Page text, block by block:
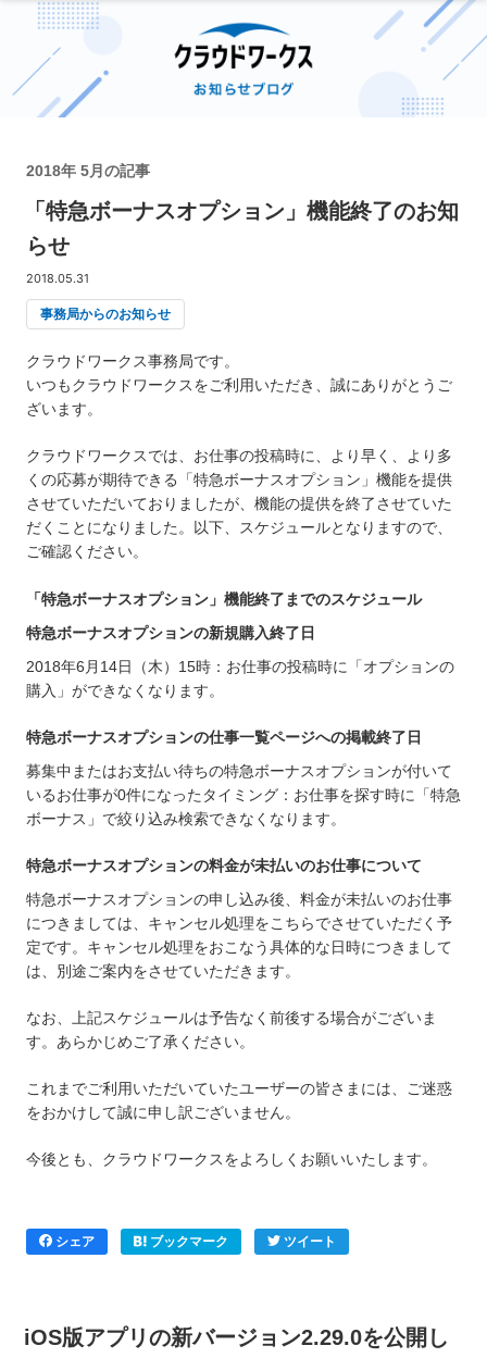
2018年 5月の記事
「特急ボーナスオプション」機能終了のお知
らせ
2018.05.31
事務局からのお知らせ
クラウドワークス事務局です。
いつもクラウドワークスをご利用いただき、誠にありがとうご
ざいます。
クラウドワークスでは、お仕事の投稿時に、より早く、より多
くの応募が期待できる「特急ボーナスオプション」機能を提供
させていただいておりましたが、機能の提供を終了させていた
だくことになりました。以下、スケジュールとなりますので、
ご確認ください。
「特急ボーナスオプション」機能終了までのスケジュール
特急ボーナスオプションの新規購入終了日
2018年6月14日（木）15時：お仕事の投稿時に「オプションの
購入」ができなくなります。
特急ボーナスオプションの仕事一覧ページへの掲載終了日
募集中またはお支払い待ちの特急ボーナスオプションが付いて
いるお仕事が0件になったタイミング：お仕事を探す時に「特急
ボーナス」で絞り込み検索できなくなります。
特急ボーナスオプションの料金が未払いのお仕事について
特急ボーナスオプションの申し込み後、料金が未払いのお仕事
につきましては、キャンセル処理をこちらでさせていただく予
定です。キャンセル処理をおこなう具体的な日時につきまして
は、別途ご案内をさせていただきます。
なお、上記スケジュールは予告なく前後する場合がございま
す。あらかじめご了承ください。
これまでご利用いただいていたユーザーの皆さまには、ご迷惑
をおかけして誠に申し訳ございません。
今後とも、クラウドワークスをよろしくお願いいたします。
シェア ブックマーク ツイート
iOS版アプリの新バージョン2.29.0を公開し